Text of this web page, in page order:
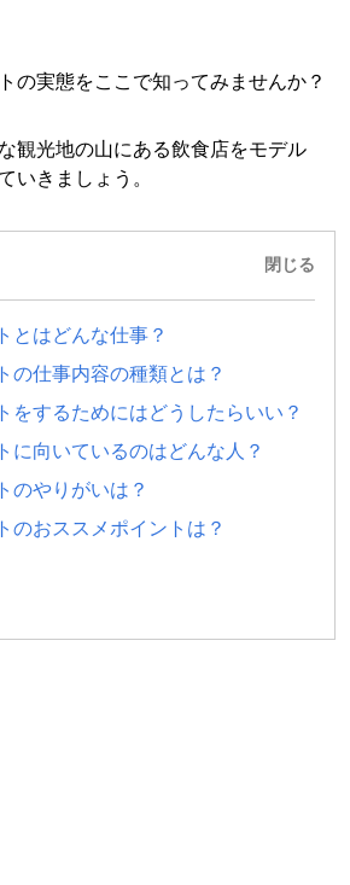
の実態をここで知ってみませんか？
観光地の山にある飲食店をモデル
いきましょう。
閉じる
とはどんな仕事？
の仕事内容の種類とは？
をするためにはどうしたらいい？
に向いているのはどんな人？
のやりがいは？
のおススメポイントは？